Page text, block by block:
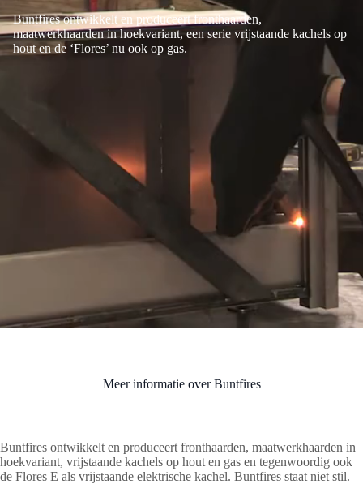
Buntfires ontwikkelt en produceert fronthaarden,
maatwerkhaarden in hoekvariant, een serie vrijstaande kachels op
hout en de ‘Flores’ nu ook op gas.
Meer informatie over Buntfires
Buntfires ontwikkelt en produceert fronthaarden, maatwerkhaarden in
hoekvariant, vrijstaande kachels op hout en gas en tegenwoordig ook
de Flores E als vrijstaande elektrische kachel. Buntfires staat niet stil.